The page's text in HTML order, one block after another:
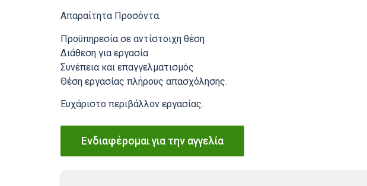
Απαραίτητα Προσόντα:
Προϋπηρεσία σε αντίστοιχη θέση
Διάθεση για εργασία
Συνέπεια και επαγγελματισμός
Θέση εργασίας πλήρους απασχόλησης.
Ευχάριστο περιβάλλον εργασίας.